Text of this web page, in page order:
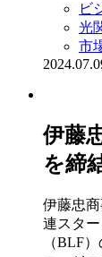
ビ
光
市
伊藤
を締
伊藤忠
連スター
（BLF